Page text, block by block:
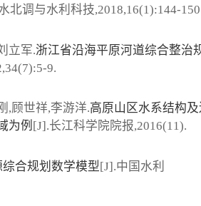
北调与水利科技,2018,16(1):144-
立军.浙江省沿海平原河道综合整治
9.
,顾世祥,李游洋.高原山区水系结构
为例 [J].长江科学院院报,2016(11).
合规划数学模型[J].中国水利